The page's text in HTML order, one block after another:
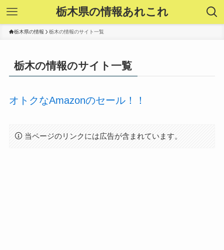
栃木県の情報あれこれ
栃木県の情報 栃木の情報のサイト一覧
栃木の情報のサイト一覧
オトクなAmazonのセール！！
当ページのリンクには広告が含まれています。